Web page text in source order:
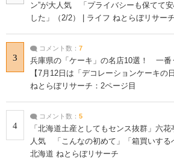
ン”が大人気 「プライバシーも保てて
した」（2/2） | ライフ ねとらぼリサー
3
コメント数： 7
兵庫県の「ケーキ」の名店10選！ 一番
【7月12日は「デコレーションケーキの
ねとらぼリサーチ：2ページ目
4
コメント数： 5
「北海道土産としてもセンス抜群」六花
人気 「こんなの初めて」「箱買いする
北海道 ねとらぼリサーチ